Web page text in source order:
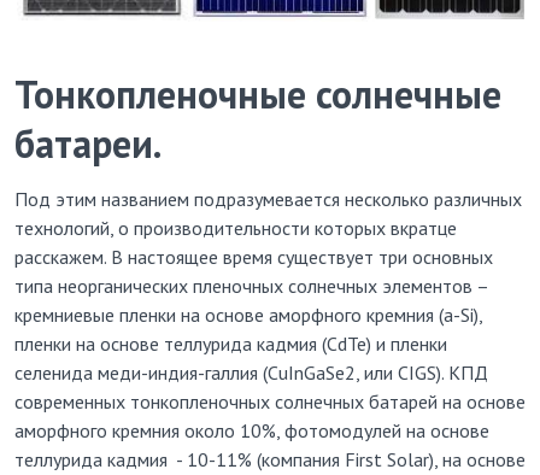
Тонкопленочные солнечные
батареи.
Под этим названием подразумевается несколько различных
технологий, о производительности которых вкратце
расскажем. В настоящее время существует три основных
типа неорганических пленочных солнечных элементов –
кремниевые пленки на основе аморфного кремния (a-Si),
пленки на основе теллурида кадмия (CdTe) и пленки
селенида меди-индия-галлия (CuInGaSe2, или CIGS). КПД
современных тонкопленочных солнечных батарей на основе
аморфного кремния около 10%, фотомодулей на основе
теллурида кадмия - 10-11% (компания First Solar), на основе